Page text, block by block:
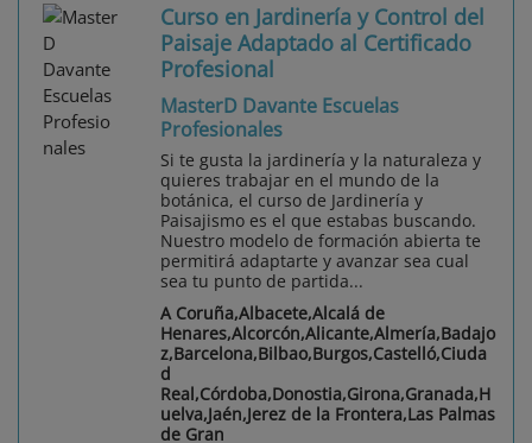
Curso en Jardinería y Control del
Paisaje Adaptado al Certificado
Profesional
MasterD Davante Escuelas
Profesionales
Si te gusta la jardinería y la naturaleza y
quieres trabajar en el mundo de la
botánica, el curso de Jardinería y
Paisajismo es el que estabas buscando.
Nuestro modelo de formación abierta te
permitirá adaptarte y avanzar sea cual
sea tu punto de partida...
A Coruña,Albacete,Alcalá de
Henares,Alcorcón,Alicante,Almería,Badajo
z,Barcelona,Bilbao,Burgos,Castelló,Ciuda
d
Real,Córdoba,Donostia,Girona,Granada,H
uelva,Jaén,Jerez de la Frontera,Las Palmas
de Gran